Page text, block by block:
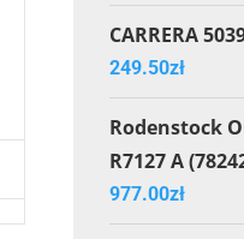
CARRERA
249.50zł
Rodenstock
R7127 A
977.00zł